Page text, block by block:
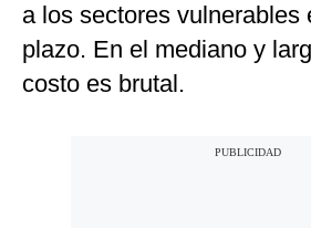
a los sectores vulnerables
plazo. En el mediano y
costo es brutal.